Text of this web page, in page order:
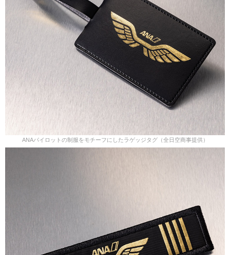
ANAパイロットの制服をモチーフにしたラゲッジタグ（全日空商事提供）